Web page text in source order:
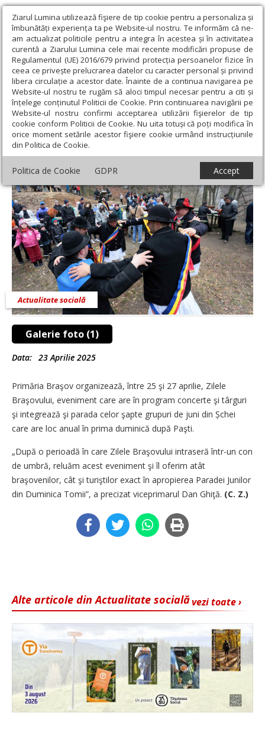
Ziarul Lumina utilizează fişiere de tip cookie pentru a personaliza și
îmbunătăți experiența ta pe Website-ul nostru. Te informăm că ne-
am actualizat politicile pentru a integra în acestea și în activitatea
curentă a Ziarului Lumina cele mai recente modificări propuse de
Regulamentul (UE) 2016/679 privind protecția persoanelor fizice în
ceea ce privește prelucrarea datelor cu caracter personal și privind
libera circulație a acestor date. Înainte de a continua navigarea pe
Website-ul nostru te rugăm să aloci timpul necesar pentru a citi și
înțelege conținutul Politicii de Cookie. Prin continuarea navigării pe
Website-ul nostru confirmi acceptarea utilizării fişierelor de tip
cookie conform Politicii de Cookie. Nu uita totuși că poți modifica în
orice moment setările acestor fişiere cookie urmând instrucțiunile
din Politica de Cookie.
Politica de Cookie GDPR Accept
Ziarul Lumina › Societate › Actualitate socială › Vineri încep
Zilele Brașovului
Vineri încep Zilele Brașovului
Galerie foto (1)
Actualitate socială
Data: 23 Aprilie 2025
Primăria Braşov organizează, între 25 şi 27 aprilie, Zilele
Braşovului, eveniment care are în program concerte şi târguri
şi integrează şi parada celor şapte grupuri de juni din Șchei
care are loc anual în prima duminică după Paşti.
„După o perioadă în care Zilele Braşovului intraseră într-un con
de umbră, reluăm acest eveniment şi îl oferim atât
braşovenilor, cât şi turiştilor exact în apropierea Paradei Junilor
din Duminica Tomii”, a precizat viceprimarul Dan Ghiţă. (C. Z.)
vezi toate ›
Alte articole din Actualitate socială